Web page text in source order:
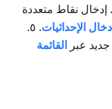
. ٤. إدخال نقاط متعددة
الإحداثيات
. ٥.
عبر القائمة